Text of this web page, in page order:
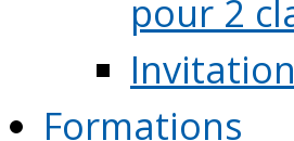
pour 2
Formations